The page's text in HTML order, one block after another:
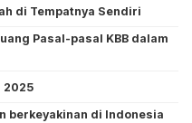
di Tempatnya Sendiri
Pasal-pasal KBB dalam
2025
berkeyakinan di Indonesia